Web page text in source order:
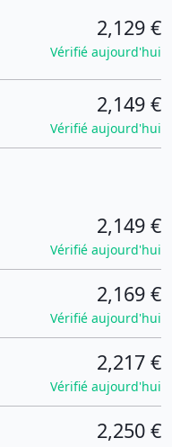
2,129 €
Vérifié aujourd'hui
2,149 €
Vérifié aujourd'hui
2,149 €
Vérifié aujourd'hui
2,169 €
Vérifié aujourd'hui
2,217 €
Vérifié aujourd'hui
2,250 €